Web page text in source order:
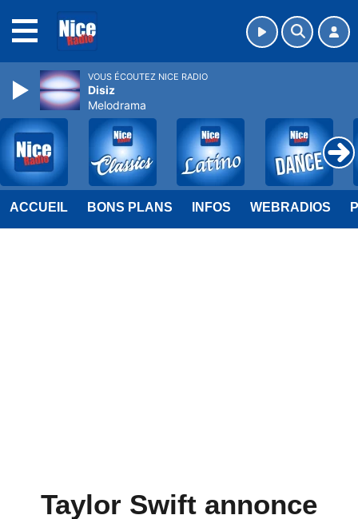
ACCUEIL BONS PLANS INFOS WEBRADIOS
Taylor Swift annonce
VOUS ÉCOUTEZ NICE RADIO
Disiz
Melodrama